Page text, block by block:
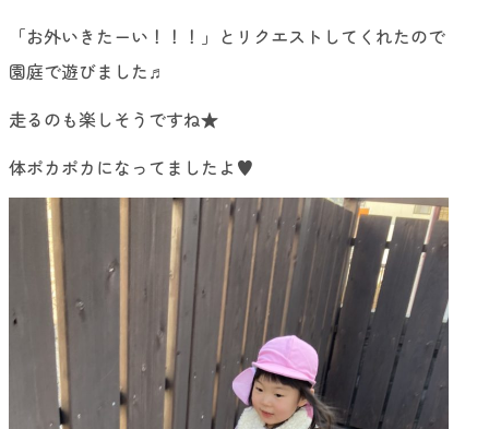
「お外いきたーい！！！」とリクエストしてくれたので
園庭で遊びました♬
走るのも楽しそうですね★
体ポカポカになってましたよ♥